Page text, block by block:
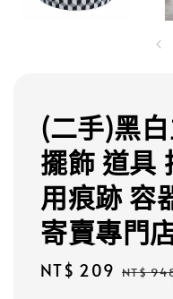
(二手)黑
擺飾 道具
用痕跡 容
寄賣專門
Sale
NT$ 209 NT$